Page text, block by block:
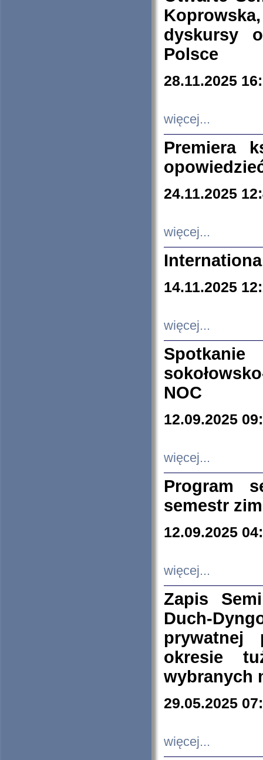
dyskursy
Polsce
28.11.2025
więcej...
Premiera
24.11.2025
więcej...
14.11.2025
więcej...
NOC
12.09.2025
więcej...
Program
semestr
12.09.2025
więcej...
Zapis
Duch-
prywatnej
okresie
wybranych
29.05.2025
więcej...